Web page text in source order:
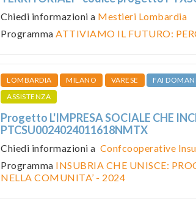
Chiedi informazioni a Mestieri Lombardia
Programma ATTIVIAMO IL FUTURO:
LOMBARDIA MILANO VARESE FAI
ASSISTENZA
Progetto L'IMPRESA SOCIALE CHE
PTCSU0024024011618NMTX
Chiedi informazioni a Confcooperative
Programma INSUBRIA CHE UNISCE:
NELLA COMUNITA’ - 2024